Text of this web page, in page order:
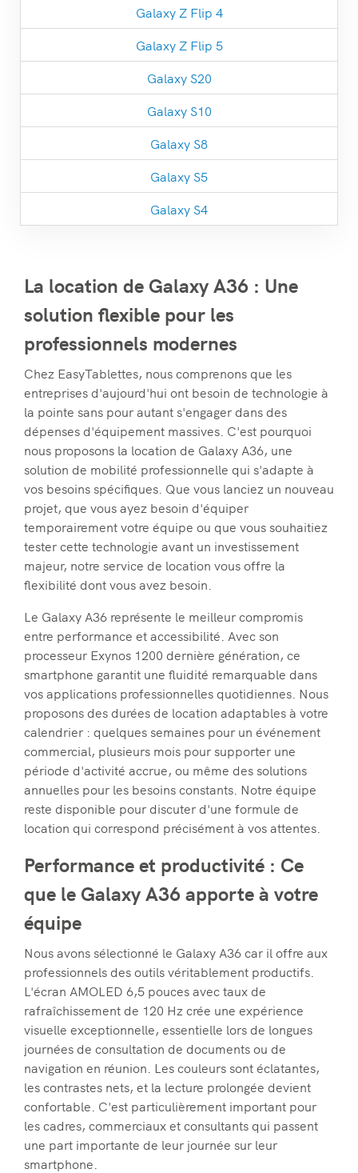
Galaxy Z Flip 4
Galaxy Z Flip 5
Galaxy S20
Galaxy S10
Galaxy S8
Galaxy S5
Galaxy S4
La location de Galaxy A36 : Une
solution flexible pour les
professionnels modernes
Chez EasyTablettes, nous comprenons que les
entreprises d'aujourd'hui ont besoin de technologie à
la pointe sans pour autant s'engager dans des
dépenses d'équipement massives. C'est pourquoi
nous proposons la location de Galaxy A36, une
solution de mobilité professionnelle qui s'adapte à
vos besoins spécifiques. Que vous lanciez un nouveau
projet, que vous ayez besoin d'équiper
temporairement votre équipe ou que vous souhaitiez
tester cette technologie avant un investissement
majeur, notre service de location vous offre la
flexibilité dont vous avez besoin.
Le Galaxy A36 représente le meilleur compromis
entre performance et accessibilité. Avec son
processeur Exynos 1200 dernière génération, ce
smartphone garantit une fluidité remarquable dans
vos applications professionnelles quotidiennes. Nous
proposons des durées de location adaptables à votre
calendrier : quelques semaines pour un événement
commercial, plusieurs mois pour supporter une
période d'activité accrue, ou même des solutions
annuelles pour les besoins constants. Notre équipe
reste disponible pour discuter d'une formule de
location qui correspond précisément à vos attentes.
Performance et productivité : Ce
que le Galaxy A36 apporte à votre
équipe
Nous avons sélectionné le Galaxy A36 car il offre aux
professionnels des outils véritablement productifs.
L'écran AMOLED 6,5 pouces avec taux de
rafraîchissement de 120 Hz crée une expérience
visuelle exceptionnelle, essentielle lors de longues
journées de consultation de documents ou de
navigation en réunion. Les couleurs sont éclatantes,
les contrastes nets, et la lecture prolongée devient
confortable. C'est particulièrement important pour
les cadres, commerciaux et consultants qui passent
une part importante de leur journée sur leur
smartphone.